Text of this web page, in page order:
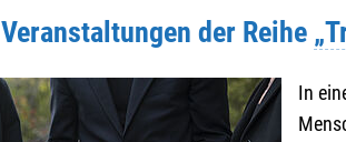
der Reihe
In